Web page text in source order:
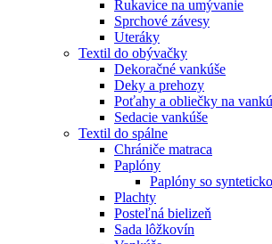
Rukavice na umývanie
Sprchové závesy
Uteráky
Textil do obývačky
Dekoračné vankúše
Deky a prehozy
Poťahy a obliečky na
Sedacie vankúše
Textil do spálne
Chrániče matraca
Paplóny
Paplóny so
Plachty
Posteľná bielizeň
Sada lôžkovín